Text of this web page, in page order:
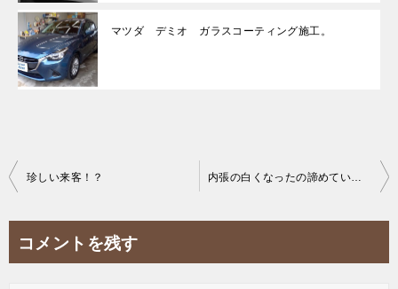
マツダ デミオ ガラスコーティング施工。
投
ビ
珍しい来客！？
コメントを残す